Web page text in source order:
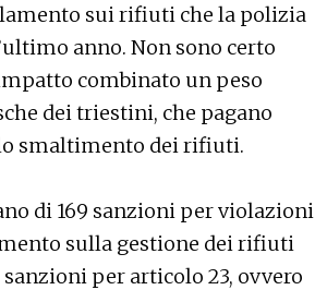
sui rifiuti che la polizia
anno. Non sono certo
combinato un peso
dei triestini, che pagano
smaltimento dei rifiuti.
di 169 sanzioni per violazioni
sulla gestione dei rifiuti
per articolo 23, ovvero